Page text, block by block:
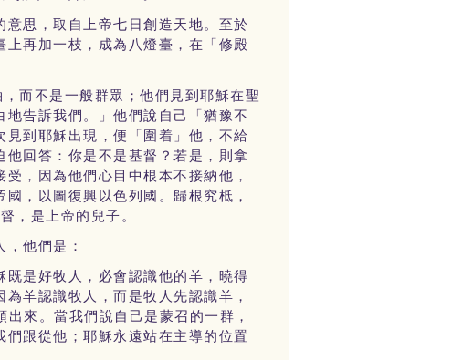
思，取自上帝七日創造天地。至於
上再加一枝，成為八燈臺，在「修殿
而不是一般群眾；他們見到耶穌在聖
告訴我們。」他們說自己「猶豫不
到耶穌出現，便「圍着」他，不給
回答：你是不是基督？若是，則拿
，因為他們心目中根本不接納他，
，以圖復興以色列國。歸根究柢，
，是上帝的兒子。
他們是：
是好牧人，必會認識他的羊，曉得
羊認識牧人，而是牧人先認識羊，
來。當我們說自己是蒙召的一群，
跟從他；耶穌永遠站在主導的位置